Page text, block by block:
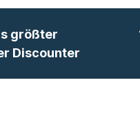
größter
Discounter